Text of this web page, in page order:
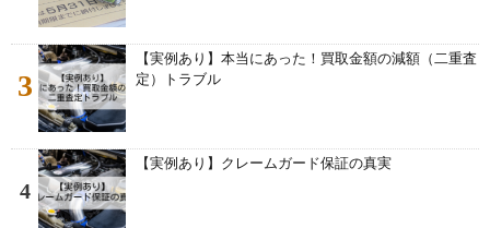
3
【実例あり】本当にあった！買取金額の減額（二重査
定）トラブル
4
【実例あり】クレームガード保証の真実